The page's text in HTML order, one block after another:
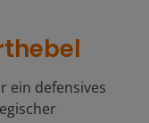
ein defensives